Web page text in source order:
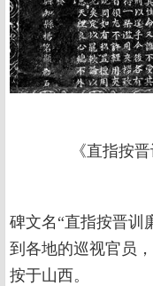
《直指按
碑文名“直指按晋训
到各地的巡视官员
按于山西。